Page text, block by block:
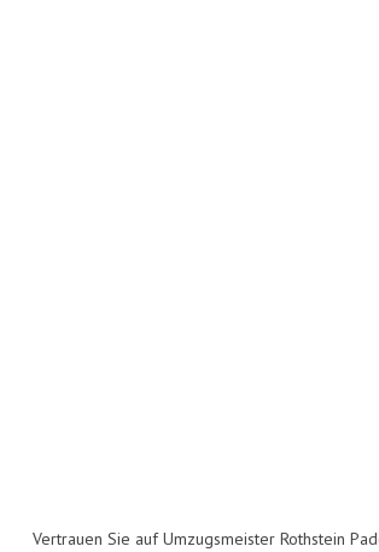
Vertrauen Sie auf Umzugsmeister Rothstein